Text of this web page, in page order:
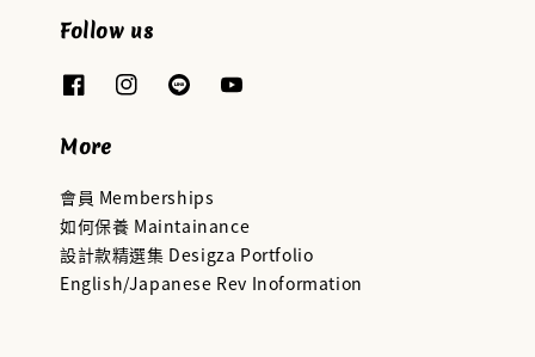
Follow us
More
會員 Memberships
如何保養 Maintainance
設計款精選集 Desigza Portfolio
English/Japanese Rev Inoformation